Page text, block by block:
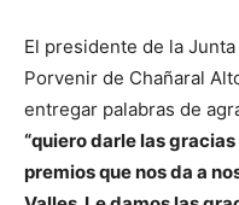
El presidente de la
Porvenir de Chañaral
entregar palabras de
“quiero darle las
premios que nos da a